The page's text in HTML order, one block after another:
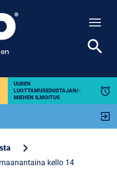
UUDEN
LUOTTAMUSEDUSTAJAN/-
MIEHEN ILMOITUS
alarm
exit_to_app
search
chevron_right
kello 14